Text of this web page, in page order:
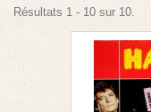
Résultats 1 - 10 sur 10.